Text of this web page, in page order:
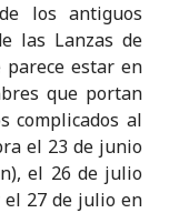
los antiguos
las Lanzas de
parece estar en
que portan
complicados al
el 23 de junio
el 26 de julio
el 27 de julio en